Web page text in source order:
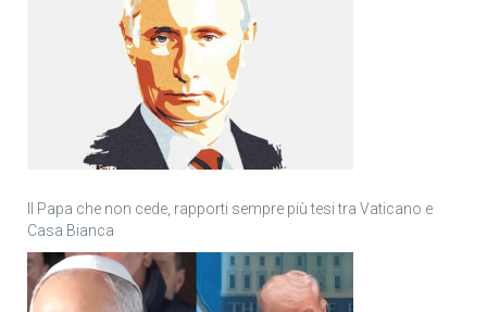
Il Papa che non cede, rapporti sempre più tesi tra Vaticano e
Casa Bianca